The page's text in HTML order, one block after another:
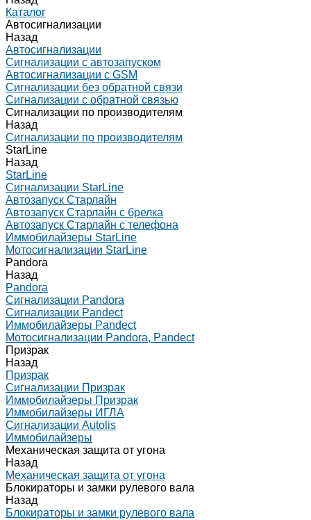
Каталог
Автосигнализации
Назад
Автосигнализации
Сигнализации с автозапуском
Автосигнализации с GSM
Сигнализации без обратной связи
Сигнализации с обратной связью
Сигнализации по производителям
Назад
Сигнализации по производителям
StarLine
Назад
StarLine
Сигнализации StarLine
Автозапуск Старлайн
Автозапуск Старлайн с брелка
Автозапуск Старлайн с телефона
Иммобилайзеры StarLine
Мотосигнализации StarLine
Pandora
Назад
Pandora
Сигнализации Pandora
Сигнализации Pandect
Иммобилайзеры Pandect
Мотосигнализации Pandora, Pandect
Призрак
Назад
Призрак
Сигнализации Призрак
Иммобилайзеры Призрак
Иммобилайзеры ИГЛА
Сигнализации Autolis
Иммобилайзеры
Механическая защита от угона
Назад
Механическая защита от угона
Блокираторы и замки рулевого вала
Назад
Блокираторы и замки рулевого вала